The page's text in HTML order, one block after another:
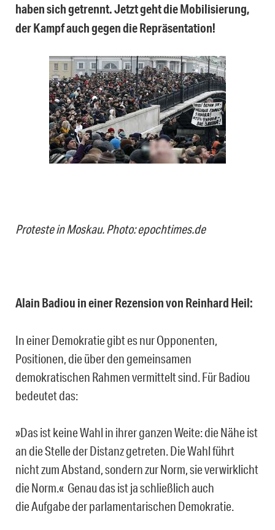
haben sich getrennt. Jetzt geht die Mobilisierung,
der Kampf auch gegen die Repräsentation!
Proteste in Moskau. Photo: epochtimes.de
Alain Badiou in einer Rezension von Reinhard Heil:
In einer Demokratie gibt es nur Opponenten,
Positionen, die über den gemeinsamen
demokratischen Rahmen vermittelt sind. Für Badiou
bedeutet das:
»Das ist keine Wahl in ihrer ganzen Weite: die Nähe ist
an die Stelle der Distanz getreten. Die Wahl führt
nicht zum Abstand, sondern zur Norm, sie verwirklicht
die Norm.« Genau das ist ja schließlich auch
die Aufgabe der parlamentarischen Demokratie.